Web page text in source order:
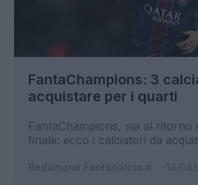
FantaChampions: 3
acquistare per i quarti
FantaChampions, via al ritorno
finale: ecco i calciatori da